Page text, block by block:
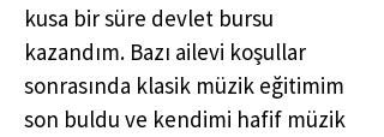
kusa bir süre devlet bursu
kazandım. Bazı ailevi koşullar
sonrasında klasik müzik eğitimim
son buldu ve kendimi hafif müzik